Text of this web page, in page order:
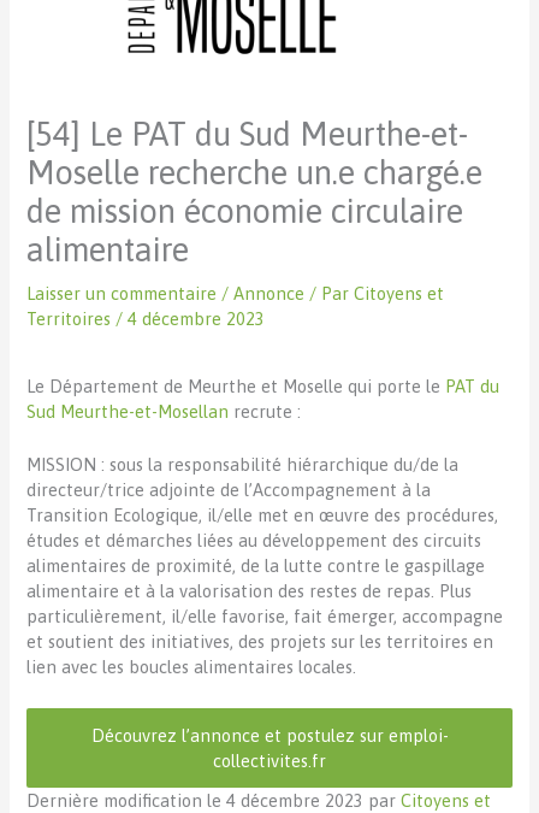
[54] Le PAT du Sud Meurthe-et-
Moselle recherche un.e chargé.e
de mission économie circulaire
alimentaire
Laisser un commentaire /Annonce / ParCitoyens et
Territoires /4 décembre 2023
Le Département de Meurthe et Moselle qui porte le PAT du
Sud Meurthe-et-Mosellan recrute :
MISSION : sous la responsabilité hiérarchique du/de la
directeur/trice adjointe de l’Accompagnement à la
Transition Ecologique, il/elle met en œuvre des procédures,
études et démarches liées au développement des circuits
alimentaires de proximité, de la lutte contre le gaspillage
alimentaire et à la valorisation des restes de repas. Plus
particulièrement, il/elle favorise, fait émerger, accompagne
et soutient des initiatives, des projets sur les territoires en
lien avec les boucles alimentaires locales.
Découvrez l’annonce et postulez sur emploi-
collectivites.fr
Dernière modification le 4 décembre 2023 parCitoyens et